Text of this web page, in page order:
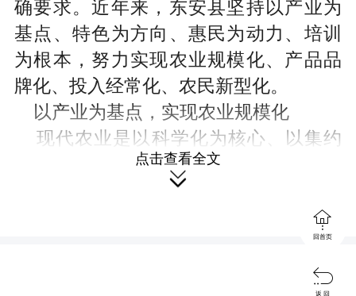
确要求。近年来，东安县坚持以产业为
基点、特色为方向、惠民为动力、培训
为根本，努力实现农业规模化、产品品
牌化、投入经常化、农民新型化。
以产业为基点，实现农业规模化
现代农业是以科学化为核心、以集约
化为方向、以高效化为目标的规模农
业。东安县采取政府引导搭建平台的办
法，加大农业产业带和农业园区建设力
度。一是加大农业产业群建设。着力抓
万羽樱桃谷鸭养殖
点击查看全文


回首页

返 回